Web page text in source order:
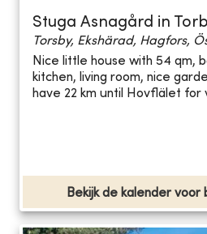
Stuga Asnagård in
Torsby, Ekshärad, Hagfors,
Nice little house with 54 qm,
kitchen, living room, nice
have 22 km until Hovflälet for
Bekijk de kalender voor